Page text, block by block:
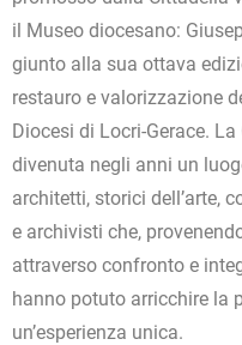
il Museo diocesano:
giunto alla sua ottava
restauro e valorizzazione
Diocesi di Locri-Gerace.
divenuta negli anni un
architetti, storici dell’arte,
e archivisti che,
attraverso confronto e
hanno potuto arricchire la
un’esperienza unica.